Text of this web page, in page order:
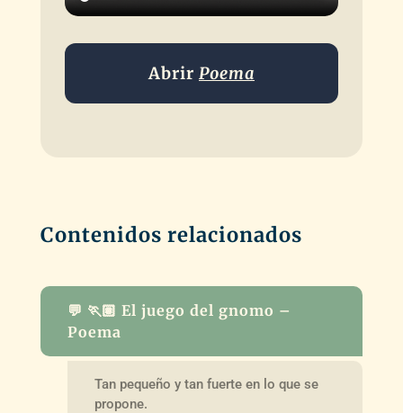
Abrir Poema
Contenidos relacionados
💬 🏃🏽 El juego del gnomo –
Poema
Tan pequeño y tan fuerte en lo que se
propone.